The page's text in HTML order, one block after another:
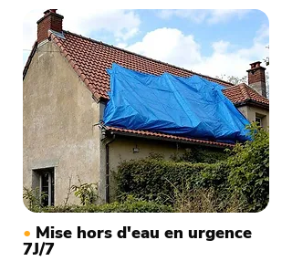
• Mise hors d'eau en urgence
7J/7